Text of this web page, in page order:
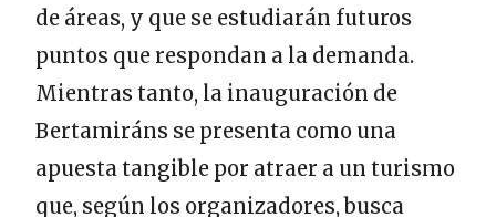
de áreas, y que se estudiarán futuros
puntos que respondan a la demanda.
Mientras tanto, la inauguración de
Bertamiráns se presenta como una
apuesta tangible por atraer a un turismo
que, según los organizadores, busca